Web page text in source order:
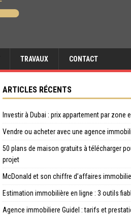
TRAVAUX CONTACT
ARTICLES RÉCENTS
Investir à Dubai : prix appartement par zone
Vendre ou acheter avec une agence
50 plans de maison gratuits à télécharger
projet
McDonald et son chiffre d’affaires
Estimation immobilière en ligne : 3 outils
Agence immobiliere Guidel : tarifs et